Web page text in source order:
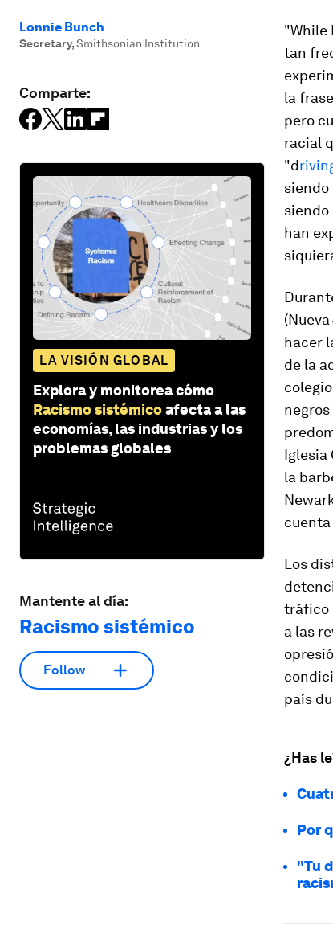
Lonnie Bunch
Secretary,Smithsonian Institution
Comparte:
LA VISIÓN GLOBAL
Explora y monitorea cómo
Racismo sistémicoafecta a las
economías, las industrias y los
problemas globales
Mantente al día:
Racismo sistémico
Follow
"While
tan
la
pero
racial
"d
siendo
siendo
han
hacer
de la
Iglesia
la
Los
tráfico
a las
país
¿Has
Por
"Tu